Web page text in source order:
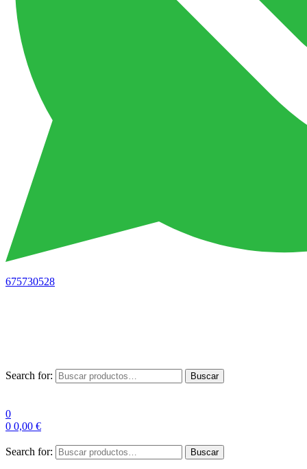
675730528
Search for: Buscar
0
0 0,00 €
Search for: Buscar